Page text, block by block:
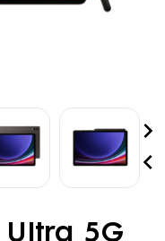


5G